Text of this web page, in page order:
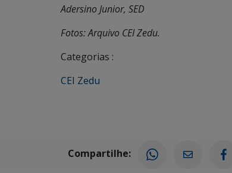
Adersino Junior, SED
Fotos: Arquivo CEI Zedu.
Categorias :
CEI Zedu
Compartilhe: